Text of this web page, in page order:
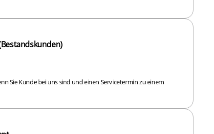
Sie Kunde bei uns sind und einen Servicetermin zu einem